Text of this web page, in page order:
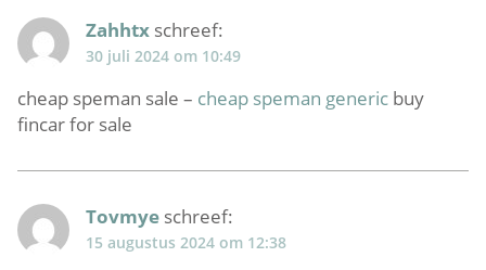
Zahhtx schreef:
30 juli 2024 om 10:49
cheap speman sale – cheap speman generic buy
fincar for sale
Tovmye schreef:
15 augustus 2024 om 12:38